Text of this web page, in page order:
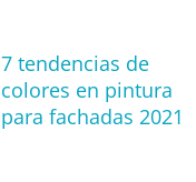
7 tendencias de
colores en pintura
para fachadas 2021